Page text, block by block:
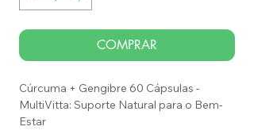
COMPRAR
Cúrcuma + Gengibre 60 Cápsulas -
MultiVitta: Suporte Natural para o Bem-
Estar